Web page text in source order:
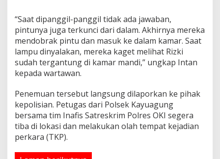
h
.
.
“Saat dipanggil-panggil tidak ada jawaban,
pintunya juga terkunci dari dalam. Akhirnya mereka
mendobrak pintu dan masuk ke dalam kamar. Saat
lampu dinyalakan, mereka kaget melihat Rizki
sudah tergantung di kamar mandi,” ungkap Intan
kepada wartawan.
Penemuan tersebut langsung dilaporkan ke pihak
kepolisian. Petugas dari Polsek Kayuagung
bersama tim Inafis Satreskrim Polres OKI segera
tiba di lokasi dan melakukan olah tempat kejadian
perkara (TKP).